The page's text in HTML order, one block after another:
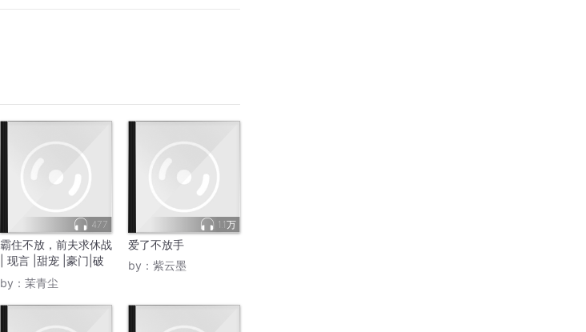
477
霸住不放，前夫求休战
| 现言 |甜宠 |豪门|破
镜重圆
by： 茉青尘
1.1万
爱了不放手
by： 紫云墨